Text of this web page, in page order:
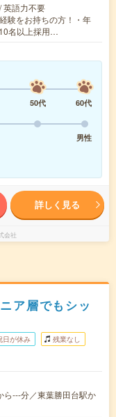
英語力不要
験をお持ちの方！・年
名以上採用…
50代
60代
男性
詳しく見る
会社
ア層でもシッ
日が休み 残業なし
ら---分／東葉勝田台駅か